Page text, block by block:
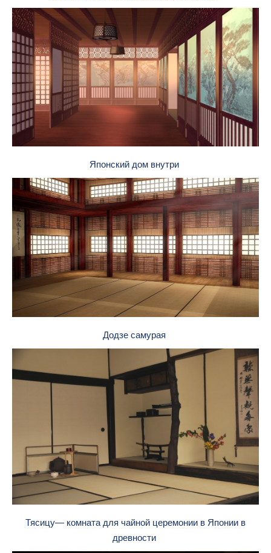
Японский дом внутри
Додзе самурая
Тясицу— комната для чайной церемонии в Японии в
древности